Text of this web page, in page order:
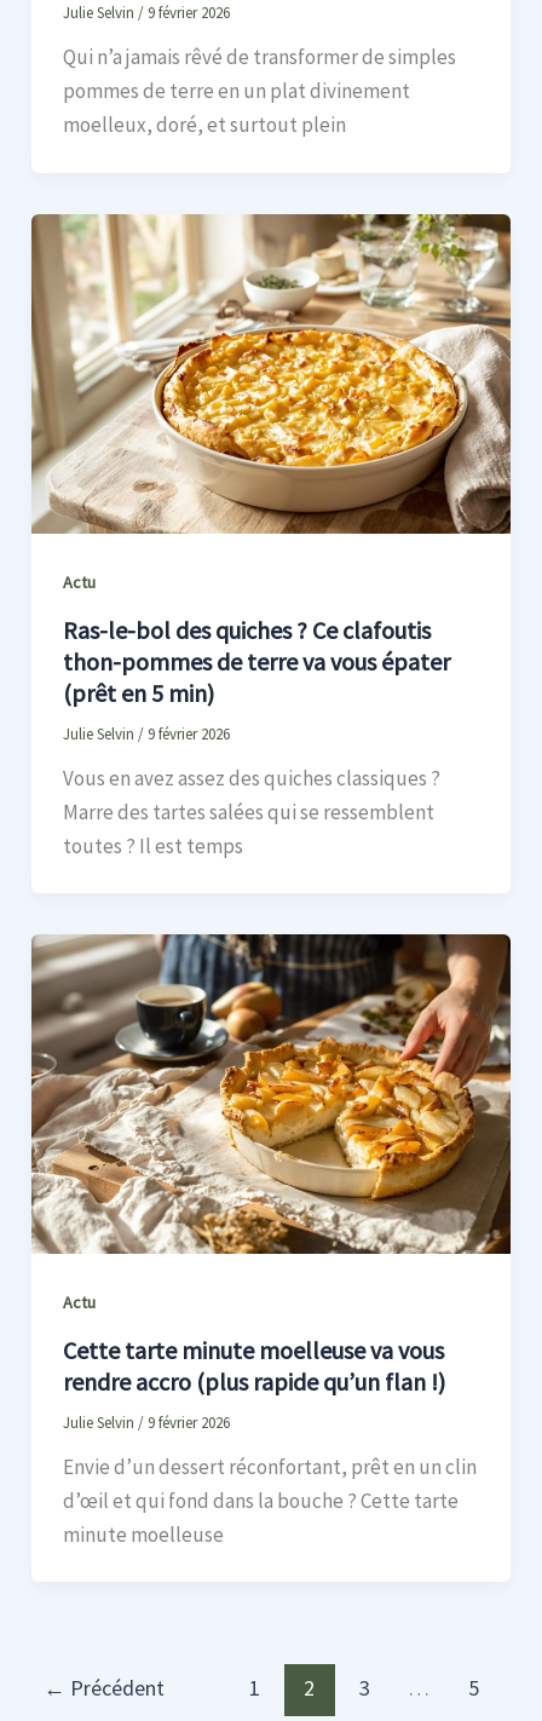
Julie Selvin / 9 février 2026
Qui n’a jamais rêvé de transformer de simples
pommes de terre en un plat divinement
moelleux, doré, et surtout plein
Actu
Ras-le-bol des quiches ? Ce clafoutis
thon-pommes de terre va vous épater
(prêt en 5 min)
Julie Selvin / 9 février 2026
Vous en avez assez des quiches classiques ?
Marre des tartes salées qui se ressemblent
toutes ? Il est temps
Actu
Cette tarte minute moelleuse va vous
rendre accro (plus rapide qu’un flan !)
Julie Selvin / 9 février 2026
Envie d’un dessert réconfortant, prêt en un clin
d’œil et qui fond dans la bouche ? Cette tarte
minute moelleuse
← Précédent 1 2 3 … 5